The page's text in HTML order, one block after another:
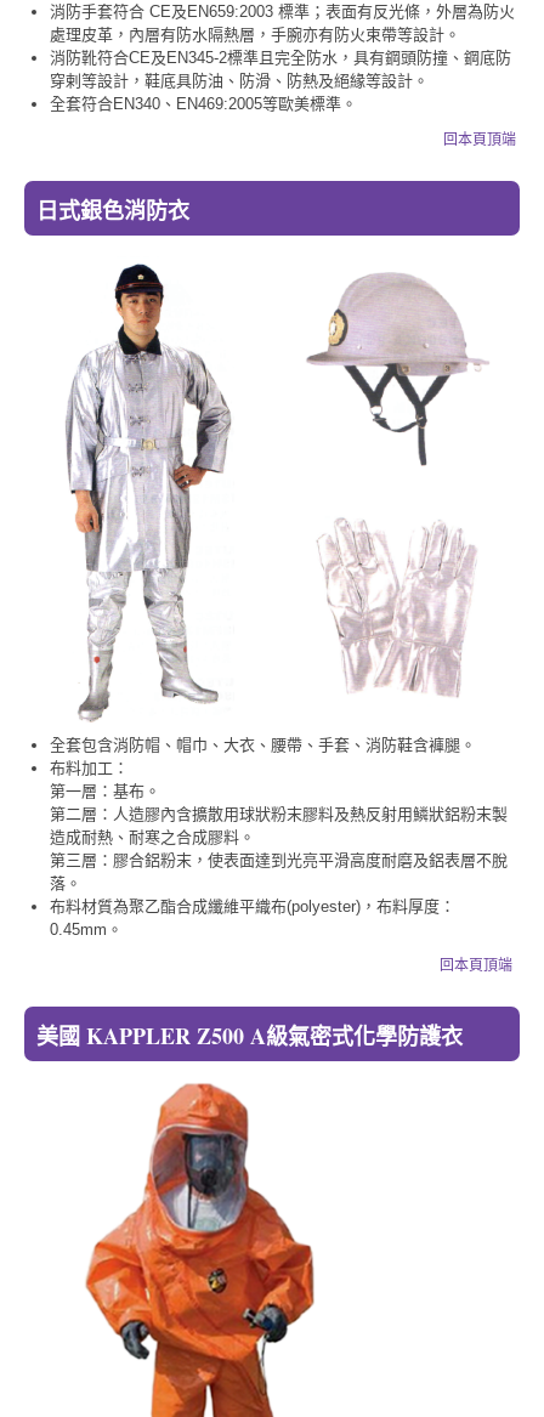
消防手套符合 CE及EN659:2003 標準；表面有反光條，外層為防火
處理皮革，內層有防水隔熱層，手腕亦有防火束帶等設計。
消防靴符合CE及EN345-2標準且完全防水，具有鋼頭防撞、鋼底防
穿剌等設計，鞋底具防油、防滑、防熱及絕緣等設計。
全套符合EN340、EN469:2005等歐美標準。
回本頁頂端
日式銀色消防衣
全套包含消防帽、帽巾、大衣、腰帶、手套、消防鞋含褲腿。
布料加工：
第一層：基布。
第二層：人造膠內含擴散用球狀粉末膠料及熱反射用鱗狀鋁粉末製
造成耐熱、耐寒之合成膠料。
第三層：膠合鋁粉末，使表面達到光亮平滑高度耐磨及鋁表層不脫
落。
布料材質為聚乙酯合成纖維平織布(polyester)，布料厚度：
0.45mm。
回本頁頂端
美國 KAPPLER Z500 A級氣密式化學防護衣